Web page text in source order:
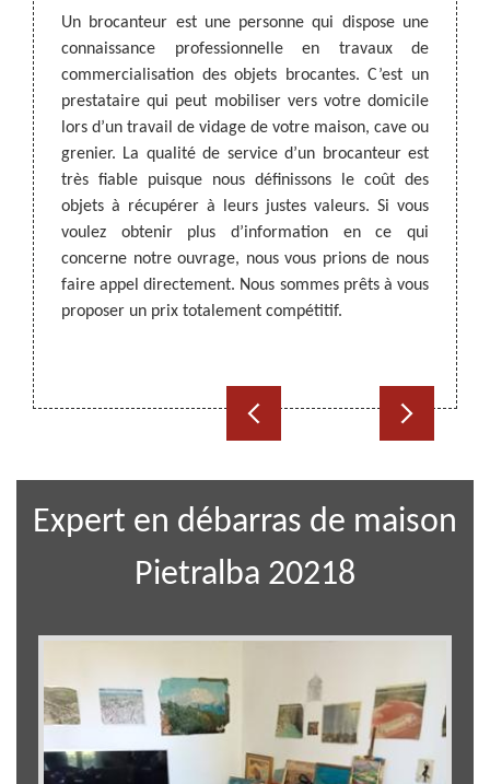
de
être
êtes
plus
votre
faire
quel
En
Un brocanteur est une personne qui dispose une
connaissance professionnelle en travaux de
commercialisation des objets brocantes. C’est un
prestataire qui peut mobiliser vers votre domicile
lors d’un travail de vidage de votre maison, cave ou
grenier. La qualité de service d’un brocanteur est
très fiable puisque nous définissons le coût des
objets à récupérer à leurs justes valeurs. Si vous
voulez obtenir plus d’information en ce qui
concerne notre ouvrage, nous vous prions de nous
faire appel directement. Nous sommes prêts à vous
proposer un prix totalement compétitif.
type
le
nos
Pour
Nous
Expert en débarras de maison
Pietralba 20218